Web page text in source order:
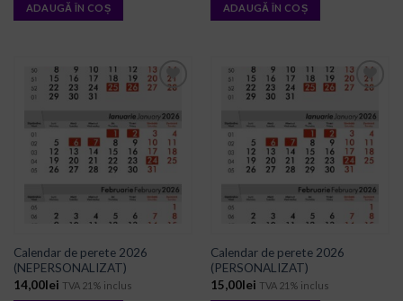
ADAUGĂ ÎN COȘ ADAUGĂ ÎN COȘ
ADD TO
WISHLIST
Calendar de perete 2026
(NEPERSONALIZAT)
14,00lei TVA 21% inclus
ADD TO
WISHLIST
Calendar de perete 2026
(PERSONALIZAT)
15,00lei TVA 21% inclus